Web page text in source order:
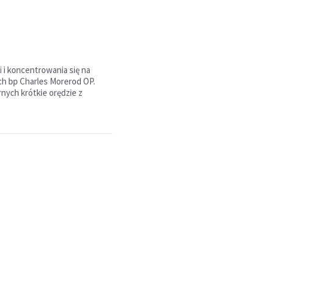
koncentrowania się na
bp Charles Morerod OP.
krótkie orędzie z